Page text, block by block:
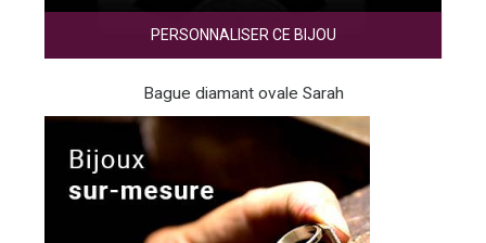
PERSONNALISER CE BIJOU
Bague diamant ovale Sarah